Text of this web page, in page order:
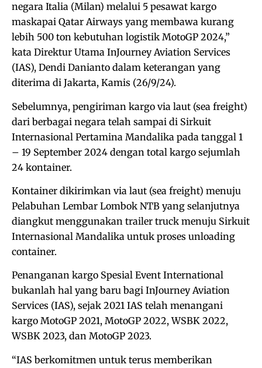
negara Italia (Milan) melalui 5 pesawat kargo
maskapai Qatar Airways yang membawa kurang
lebih 500 ton kebutuhan logistik MotoGP 2024,”
kata Direktur Utama InJourney Aviation Services
(IAS), Dendi Danianto dalam keterangan yang
diterima di Jakarta, Kamis (26/9/24).
Sebelumnya, pengiriman kargo via laut (sea freight)
dari berbagai negara telah sampai di Sirkuit
Internasional Pertamina Mandalika pada tanggal 1
– 19 September 2024 dengan total kargo sejumlah
24 kontainer.
Kontainer dikirimkan via laut (sea freight) menuju
Pelabuhan Lembar Lombok NTB yang selanjutnya
diangkut menggunakan trailer truck menuju Sirkuit
Internasional Mandalika untuk proses unloading
container.
Penanganan kargo Spesial Event International
bukanlah hal yang baru bagi InJourney Aviation
Services (IAS), sejak 2021 IAS telah menangani
kargo MotoGP 2021, MotoGP 2022, WSBK 2022,
WSBK 2023, dan MotoGP 2023.
“IAS berkomitmen untuk terus memberikan